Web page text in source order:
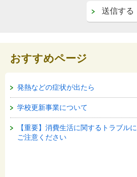
おすすめページ
発熱などの症状が出たら
学校更新事業について
【重要】消費生活に関するトラブルに
ご注意ください